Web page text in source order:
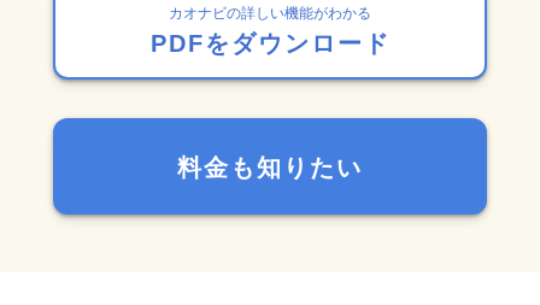
カオナビの詳しい機能がわかる
PDFをダウンロード
料金も知りたい